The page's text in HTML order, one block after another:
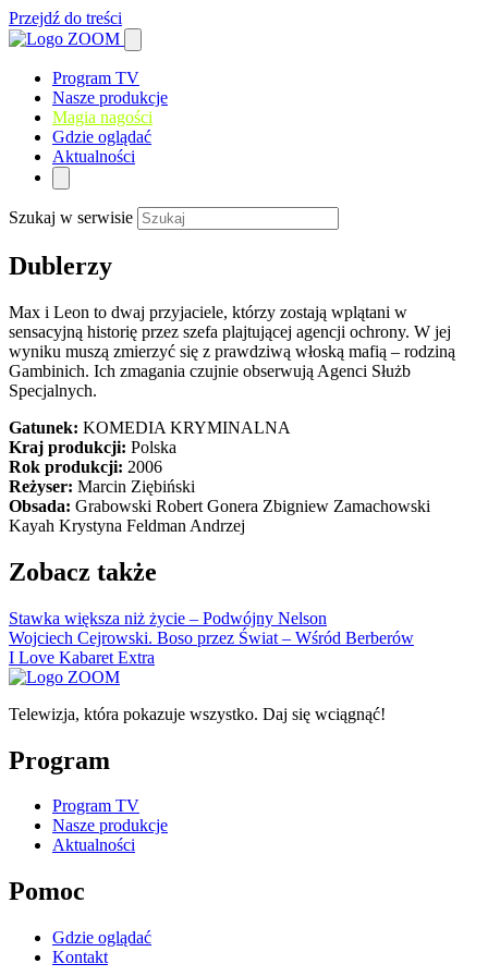
Przejdź do treści
Program TV
Nasze produkcje
Magia nagości
Gdzie oglądać
Aktualności
Szukaj w serwisie
Dublerzy
Max i Leon to dwaj przyjaciele, którzy zostają wplątani w
sensacyjną historię przez szefa plajtującej agencji ochrony. W jej
wyniku muszą zmierzyć się z prawdziwą włoską mafią – rodziną
Gambinich. Ich zmagania czujnie obserwują Agenci Służb
Specjalnych.
Gatunek: KOMEDIA KRYMINALNA
Kraj produkcji: Polska
Rok produkcji: 2006
Reżyser: Marcin Ziębiński
Obsada: Grabowski Robert Gonera Zbigniew Zamachowski
Kayah Krystyna Feldman Andrzej
Zobacz także
Stawka większa niż życie – Podwójny Nelson
Wojciech Cejrowski. Boso przez Świat – Wśród Berberów
I Love Kabaret Extra
Telewizja, która pokazuje wszystko. Daj się wciągnąć!
Program
Program TV
Nasze produkcje
Aktualności
Pomoc
Gdzie oglądać
Kontakt